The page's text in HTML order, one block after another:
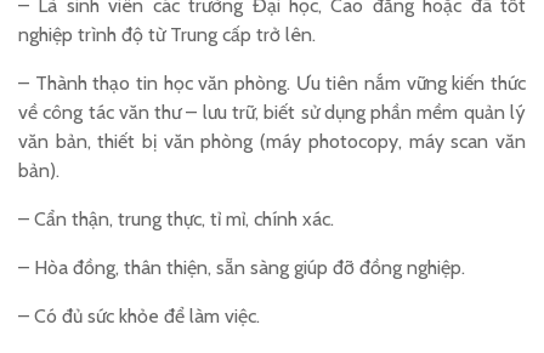
– Là sinh viên các trường Đại học, Cao đẳng hoặc đã tốt
nghiệp trình độ từ Trung cấp trở lên.
– Thành thạo tin học văn phòng. Ưu tiên nắm vững kiến thức
về công tác văn thư – lưu trữ, biết sử dụng phần mềm quản lý
văn bản, thiết bị văn phòng (máy photocopy, máy scan văn
bản).
– Cẩn thận, trung thực, tỉ mỉ, chính xác.
– Hòa đồng, thân thiện, sẵn sàng giúp đỡ đồng nghiệp.
– Có đủ sức khỏe để làm việc.